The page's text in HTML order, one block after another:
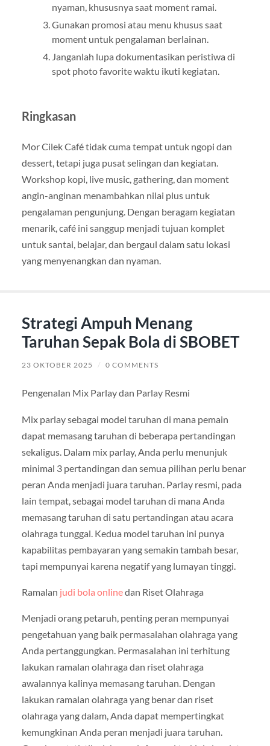
nyaman, khususnya saat moment ramai.
Gunakan promosi atau menu khusus saat
moment untuk pengalaman berlainan.
Janganlah lupa dokumentasikan peristiwa di
spot photo favorite waktu ikuti kegiatan.
Ringkasan
Mor Cilek Café tidak cuma tempat untuk ngopi dan
dessert, tetapi juga pusat selingan dan kegiatan.
Workshop kopi, live music, gathering, dan moment
angin-anginan menambahkan nilai plus untuk
pengalaman pengunjung. Dengan beragam kegiatan
menarik, café ini sanggup menjadi tujuan komplet
untuk santai, belajar, dan bergaul dalam satu lokasi
yang menyenangkan dan nyaman.
Strategi Ampuh Menang
Taruhan Sepak Bola di SBOBET
23 OKTOBER 2025 / 0 COMMENTS
Pengenalan Mix Parlay dan Parlay Resmi
Mix parlay sebagai model taruhan di mana pemain
dapat memasang taruhan di beberapa pertandingan
sekaligus. Dalam mix parlay, Anda perlu menunjuk
minimal 3 pertandingan dan semua pilihan perlu benar
peran Anda menjadi juara taruhan. Parlay resmi, pada
lain tempat, sebagai model taruhan di mana Anda
memasang taruhan di satu pertandingan atau acara
olahraga tunggal. Kedua model taruhan ini punya
kapabilitas pembayaran yang semakin tambah besar,
tapi mempunyai karena negatif yang lumayan tinggi.
Ramalan judi bola onlinedan Riset Olahraga
Menjadi orang petaruh, penting peran mempunyai
pengetahuan yang baik permasalahan olahraga yang
Anda pertanggungkan. Permasalahan ini terhitung
lakukan ramalan olahraga dan riset olahraga
awalannya kalinya memasang taruhan. Dengan
lakukan ramalan olahraga yang benar dan riset
olahraga yang dalam, Anda dapat mempertingkat
kemungkinan Anda peran menjadi juara taruhan.